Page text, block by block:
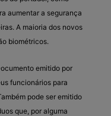
aumentar a segurança
A maioria dos novos
biométricos.
emitido por
funcionários para
pode ser emitido
que, por alguma